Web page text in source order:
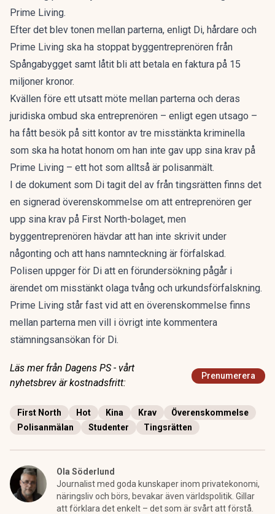
Prime Living.
Efter det blev tonen mellan parterna, enligt Di, hårdare och
Prime Living ska ha stoppat byggentreprenören från
Spångabygget samt låtit bli att betala en faktura på 15
miljoner kronor.
Kvällen före ett utsatt möte mellan parterna och deras
juridiska ombud ska entreprenören – enligt egen utsago –
ha fått besök på sitt kontor av tre misstänkta kriminella
som ska ha hotat honom om han inte gav upp sina krav på
Prime Living – ett hot som alltså är polisanmält.
I de dokument som Di tagit del av från tingsrätten finns det
en signerad överenskommelse om att entreprenören ger
upp sina krav på First North-bolaget, men
byggentreprenören hävdar att han inte skrivit under
någonting och att hans namnteckning är förfalskad.
Polisen uppger för Di att en förundersökning pågår i
ärendet om misstänkt olaga tvång och urkundsförfalskning.
Prime Living står fast vid att en överenskommelse finns
mellan parterna men vill i övrigt inte kommentera
stämningsansökan för Di.
Läs mer från Dagens PS - vårt
nyhetsbrev är kostnadsfritt:
Prenumerera
First North Hot Kina Krav
Överenskommelse
Polisanmälan
Studenter Tingsrätten
Ola Söderlund
Journalist med goda kunskaper inom privatekonomi,
näringsliv och börs, bevakar även världspolitik. Gillar
att förklara det enkelt – det som är svårt att förstå.